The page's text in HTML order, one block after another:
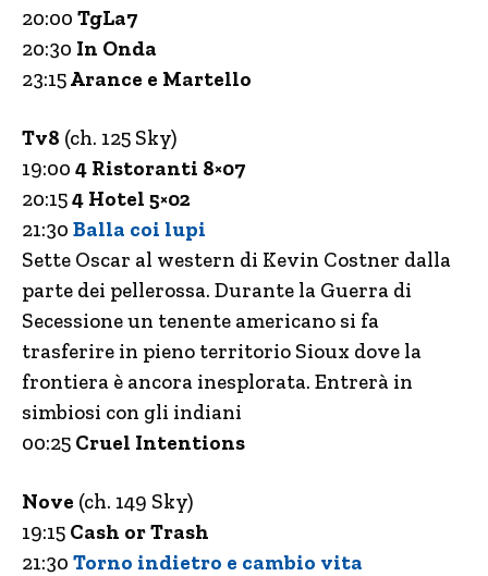
20:00 TgLa7
20:30 In Onda
23:15Arance e Martello
Tv8 (ch. 125 Sky)
19:00 4 Ristoranti 8×07
20:154 Hotel 5×02
21:30 Balla coi lupi
Sette Oscar al western di Kevin Costner dalla
parte dei pellerossa. Durante la Guerra di
Secessione un tenente americano si fa
trasferire in pieno territorio Sioux dove la
frontiera è ancora inesplorata. Entrerà in
simbiosi con gli indiani
00:25 Cruel Intentions
Nove (ch. 149 Sky)
19:15 Cash or Trash
21:30 Torno indietro e cambio vita